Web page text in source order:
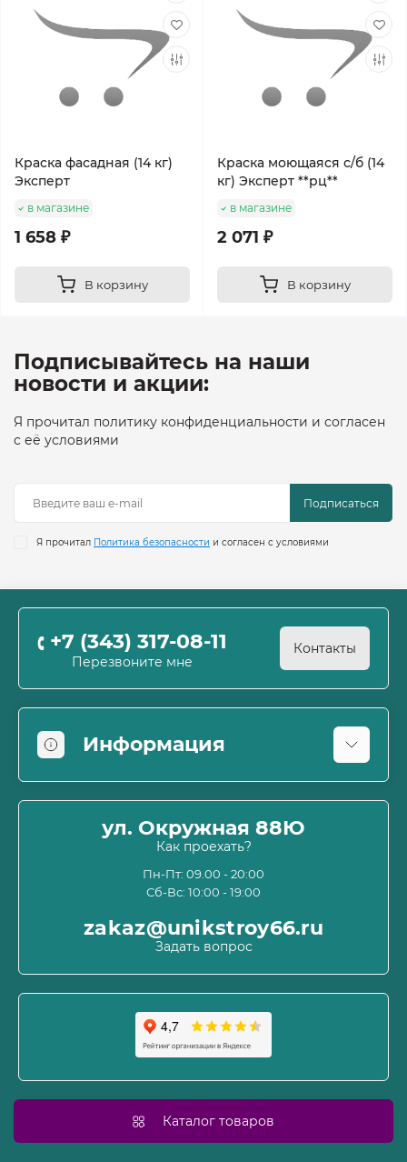
Краска фасадная (14 кг)
Эксперт
в магазине
1 658 ₽
В корзину
Краска моющаяся с/б (14
кг) Эксперт **рц**
в магазине
2 071 ₽
В корзину
Подписывайтесь на наши
новости и акции:
Я прочитал политику конфиденциальности и согласен
с её условиями
Подписаться
Я прочитал Политика безопасности и согласен с условиями
+7 (343) 317-08-11
Перезвоните мне
Контакты
Информация
Информация о доставке
Пользовательское соглашение и оферта
Политика конфиденциальности
Связаться с нами
Карта сайта
Производители
ул. Окружная 88Ю
Как проехать?
Пн-Пт: 09.00 - 20:00
Сб-Вс: 10:00 - 19:00
zakaz@unikstroy66.ru
Задать вопрос
Каталог товаров